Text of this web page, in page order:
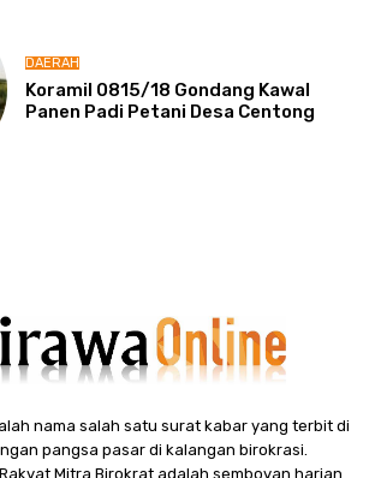
DAERAH
Koramil 0815/18 Gondang Kawal
Panen Padi Petani Desa Centong
nama salah satu surat kabar yang terbit di
pangsa pasar di kalangan birokrasi.
Mitra Birokrat adalah semboyan harian